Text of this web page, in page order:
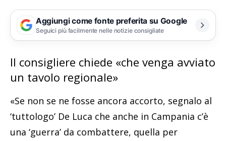
Aggiungi come fonte preferita su Google
Seguici più facilmente nelle notizie consigliate
Il consigliere chiede «che venga avviato
un tavolo regionale»
«Se non se ne fosse ancora accorto, segnalo al
‘tuttologo’ De Luca che anche in Campania c’è
una ‘guerra’ da combattere, quella per